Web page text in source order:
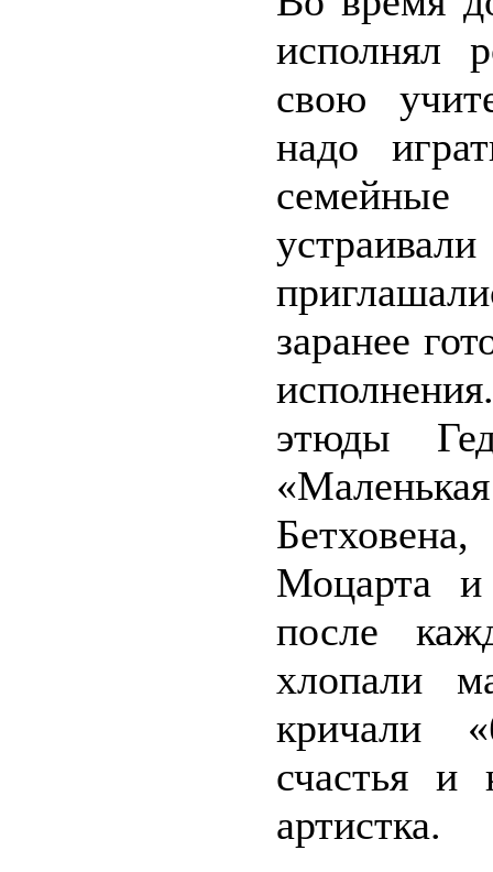
исполнял
свою
надо
заранее
этюды
Моцарта
после
хлопали
кричали
счастья и
артистка.